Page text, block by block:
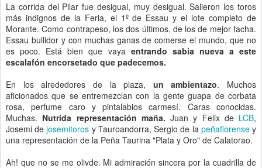
La corrida del Pilar fue desigual, muy desigual. Salieron los toros
más indignos de la Feria, el 1º de Essau y el lote completo de
Morante. Como contrapeso, los dos últimos, de los de mejor facha.
Essau bullidor y con muchas ganas de comerse el mundo, que no
es poco. Está bien que vaya entrando sabia nueva a este
escalafón encorsetado que padecemos.
En los alrededores de la plaza, un ambientazo. Muchos
aficionados que se entremezclan con la gente guapa de corbata
rosa, perfume caro y pintalabios carmesí. Caras conocidas.
Muchas. Nutrida representación maña. Juan y Felix de LCB,
Josemi dejosemitoros y Tauroandorra, Sergio de la peñaflorensey
una representación de la Peña Taurina "Plata y Oro" de Calatorao.
Ah! que no se me olivde. Mi admiración sincera por la cuadrilla de